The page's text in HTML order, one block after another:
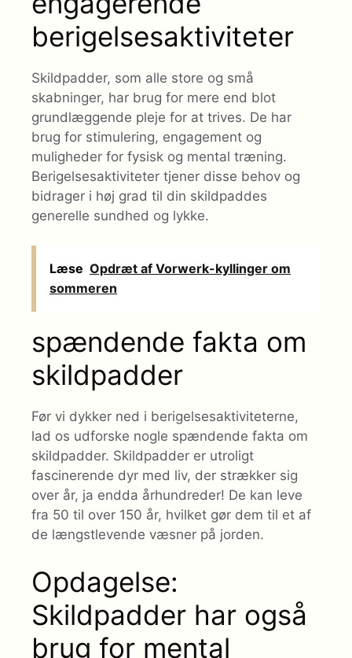
berigelsesaktiviteter
Skildpadder, som alle store og små
skabninger, har brug for mere end blot
grundlæggende pleje for at trives. De har
brug for stimulering, engagement og
muligheder for fysisk og mental træning.
Berigelsesaktiviteter tjener disse behov og
bidrager i høj grad til din skildpaddes
generelle sundhed og lykke.
Læse Opdræt af Vorwerk-kyllinger om
sommeren
spændende fakta om
skildpadder
Før vi dykker ned i berigelsesaktiviteterne,
lad os udforske nogle spændende fakta om
skildpadder. Skildpadder er utroligt
fascinerende dyr med liv, der strækker sig
over år, ja endda århundreder! De kan leve
fra 50 til over 150 år, hvilket gør dem til et af
de længstlevende væsner på jorden.
Opdagelse:
Skildpadder har også
brug for mental